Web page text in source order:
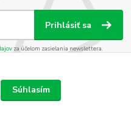
Prihlásiť sa
za účelom zasielania newslettera.
Súhlasím